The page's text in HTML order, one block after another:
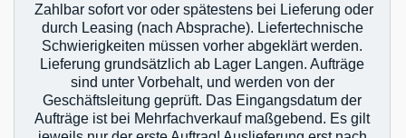
Zahlbar sofort vor oder spätestens bei Lieferung oder
durch Leasing (nach Absprache). Liefertechnische
Schwierigkeiten müssen vorher abgeklärt werden.
Lieferung grundsätzlich ab Lager Langen. Aufträge
sind unter Vorbehalt, und werden von der
Geschäftsleitung geprüft. Das Eingangsdatum der
Aufträge ist bei Mehrfachverkauf maßgebend. Es gilt